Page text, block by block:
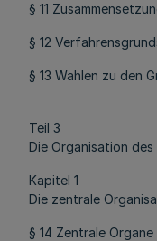
§ 11
§ 12
§ 13 Wahlen zu den
Teil 3
Die Organisation
Kapitel 1
Die zentrale
§ 14 Zentrale Organe